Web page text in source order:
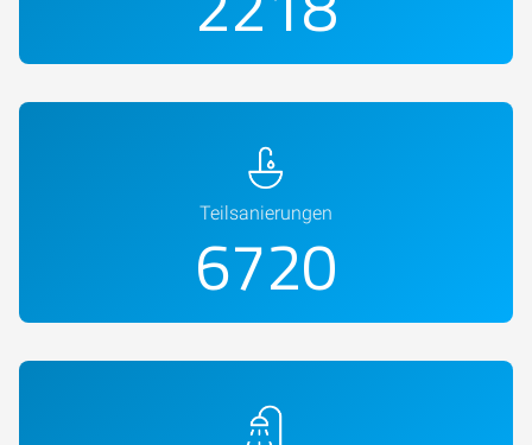
8000
Teilsanierungen